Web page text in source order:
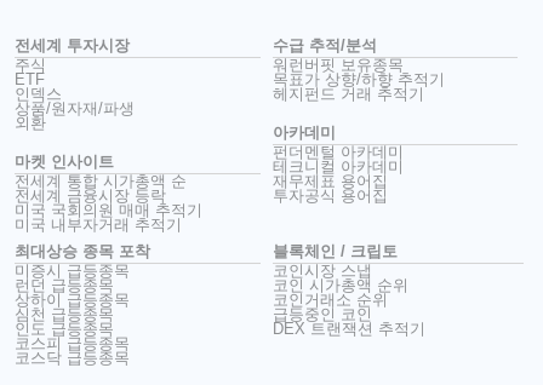
전세계 투자시장
주식
ETF
인덱스
상품/원자재/파생
외환
마켓 인사이트
전세계 통합 시가총액 순
전세계 금융시장 등락
미국 국회의원 매매 추적기
미국 내부자거래 추적기
수급 추적/분석
워런버핏 보유종목
목표가 상향/하향 추적기
헤지펀드 거래 추적기
아카데미
펀더멘털 아카데미
테크니컬 아카데미
재무제표 용어집
투자공식 용어집
최대상승 종목 포착
미증시 급등종목
런던 급등종목
상하이 급등종목
심천 급등종목
인도 급등종목
코스피 급등종목
코스닥 급등종목
블록체인 / 크립토
코인시장 스냅
코인 시가총액 순위
코인거래소 순위
급등중인 코인
DEX 트랜잭션 추적기